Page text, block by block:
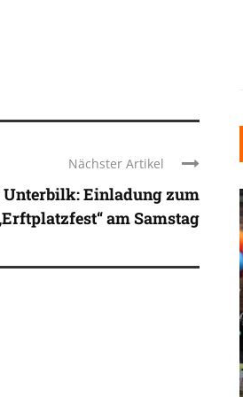
Nächster Artikel
Unterbilk: Einladung zum
am Samstag